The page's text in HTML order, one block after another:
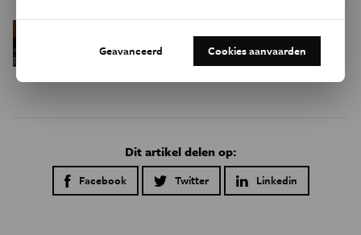
in de hersenen moeten zoeken
Dit artikel delen op:
Facebook Twitter Linkedin
Geavanceerd Cookies aanvaarden